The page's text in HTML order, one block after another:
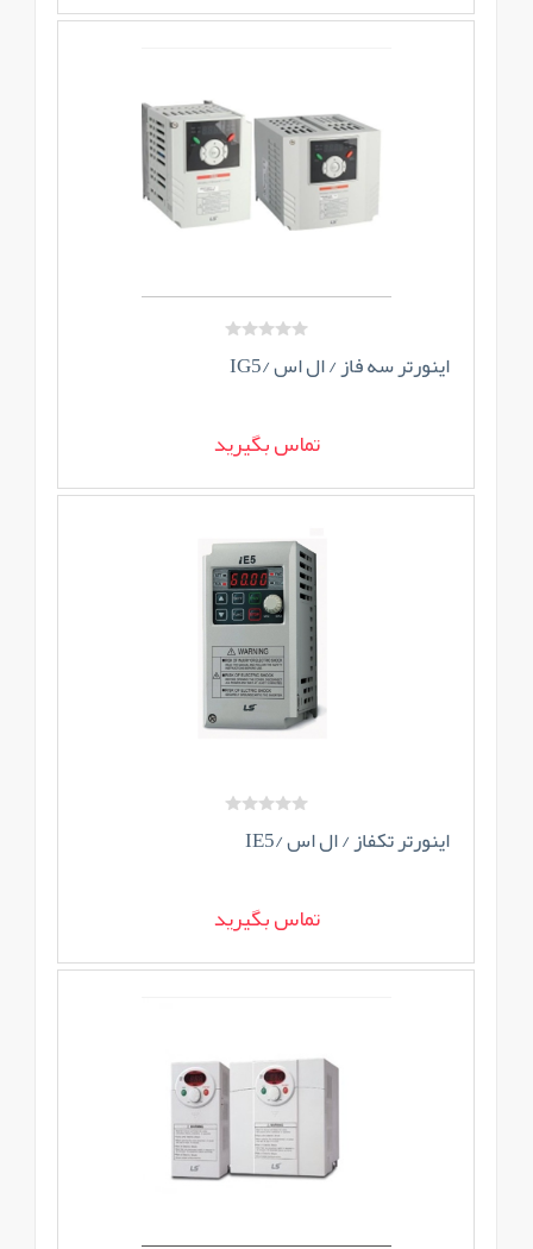
اینورتر سه فاز / ال اس /IG5
تماس بگیرید
اینورتر تکفاز / ال اس /IE5
تماس بگیرید